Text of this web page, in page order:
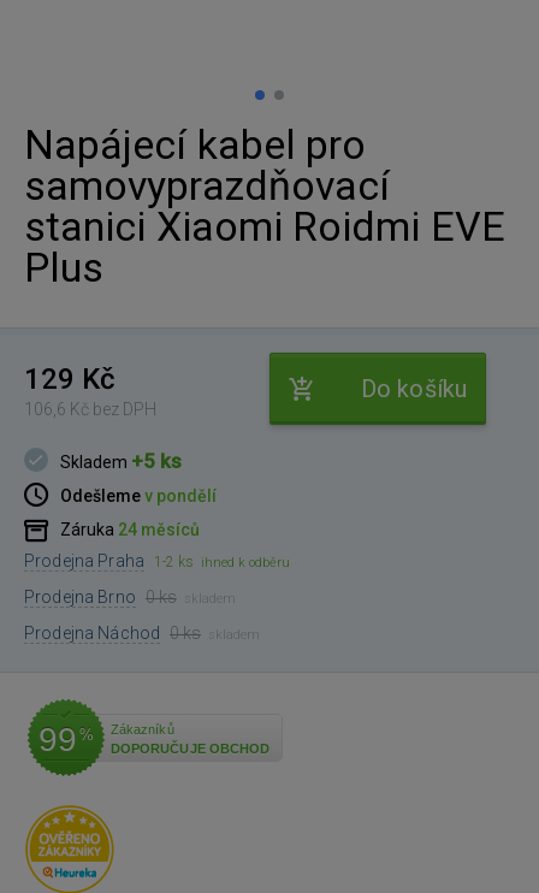
Napájecí kabel pro
samovyprazdňovací
stanici Xiaomi Roidmi EVE
Plus
129 Kč
106,6 Kč bez DPH
Do košíku
Skladem +5 ks
Odešlemev pondělí
Záruka 24 měsíců
Prodejna Praha
1-2 ks ihned k odběru
Prodejna Brno 0 ks skladem
Prodejna Náchod 0 ks skladem
99 %
Zákazníků
DOPORUČUJE OBCHOD